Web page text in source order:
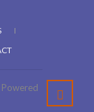
Powered